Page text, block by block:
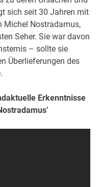
sich seit 30 Jahren mit
Michel Nostradamus,
Seher. Sie war davon
– sollte sie
Überlieferungen des
Erkenntnisse